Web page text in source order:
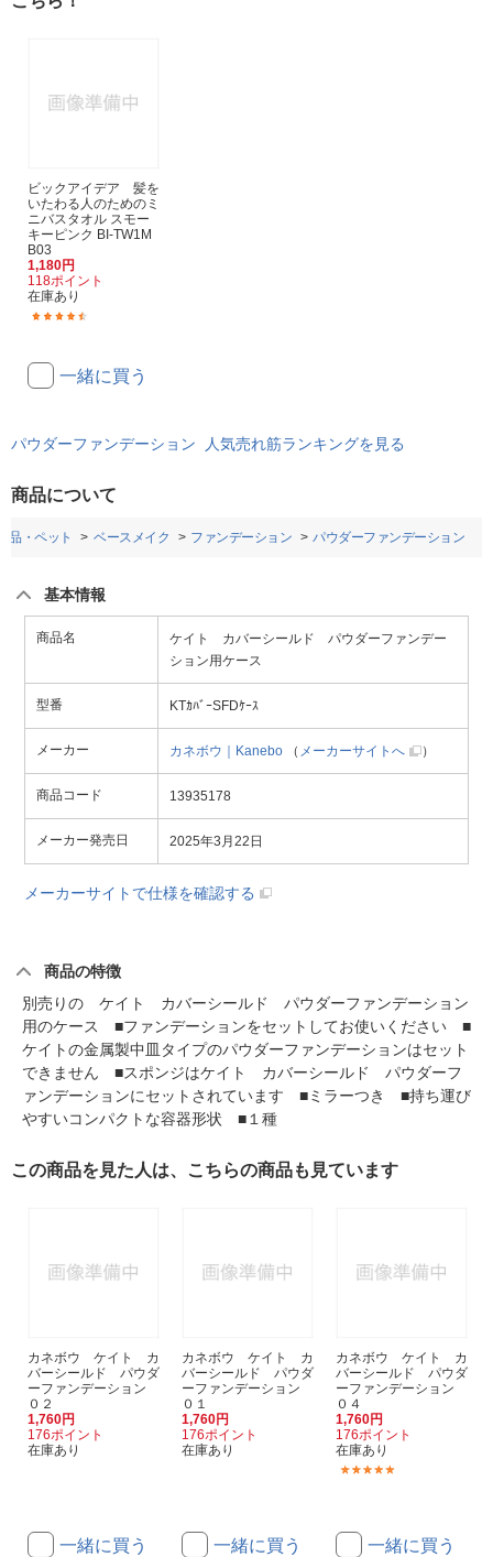
ビックアイデア 髪を
いたわる人のためのミ
ニバスタオル スモー
キーピンク BI-TW1M
B03
1,180円
118ポイント
在庫あり
一緒に買う
パウダーファンデーション 人気売れ筋ランキングを見る
商品について
品・ペット ベースメイク ファンデーション パウダーファンデーション
基本情報
商品名
ケイト カバーシールド パウダーファンデー
ション用ケース
型番 KTｶﾊﾞｰSFDｹｰｽ
メーカー カネボウ｜Kanebo （ メーカーサイトへ ）
商品コード 13935178
メーカー発売日 2025年3月22日
メーカーサイトで仕様を確認する
商品の特徴
別売りの ケイト カバーシールド パウダーファンデーション
用のケース ■ファンデーションをセットしてお使いください ■
ケイトの金属製中皿タイプのパウダーファンデーションはセット
できません ■スポンジはケイト カバーシールド パウダーフ
ァンデーションにセットされています ■ミラーつき ■持ち運び
やすいコンパクトな容器形状 ■１種
この商品を見た人は、こちらの商品も見ています
カネボウ ケイト カ
バーシールド パウダ
ーファンデーション
０２
1,760円
176ポイント
在庫あり
一緒に買う
カネボウ ケイト カ
バーシールド パウダ
ーファンデーション
０１
1,760円
176ポイント
在庫あり
一緒に買う
カネボウ ケイト カ
バーシールド パウダ
ーファンデーション
０４
1,760円
176ポイント
在庫あり
一緒に買う